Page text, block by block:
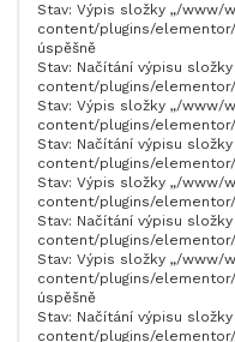
Stav: Výpis složky „/www/
content/plugins/
úspěšně
Stav: Načítání výpisu
content/plugins/
Stav: Výpis složky „/www/
content/plugins/
Stav: Načítání výpisu
content/plugins/
Stav: Výpis složky „/www/
content/plugins/
Stav: Načítání výpisu
content/plugins/
Stav: Výpis složky „/www/
content/plugins/
úspěšně
Stav: Načítání výpisu
content/plugins/